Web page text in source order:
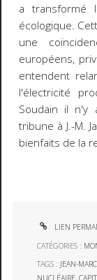
a transformé
écologique.
une
européens,
entendent
l'électricité
Soudain il n'y
tribune à J.-M.
bienfaits de la
LIEN
CATÉGORIES :
TAGS : JEAN-